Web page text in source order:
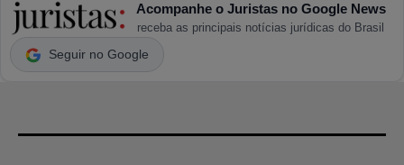
Acompanhe o Juristas no Google News
receba as principais notícias jurídicas do Brasil
Seguir no Google